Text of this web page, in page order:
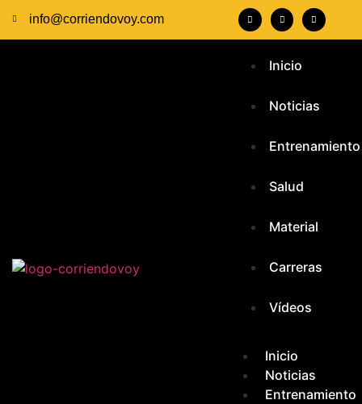
info@corriendovoy.com
Inicio
Noticias
Entrenamiento
Salud
Material
Carreras
Vídeos
Inicio
Noticias
Entrenamiento